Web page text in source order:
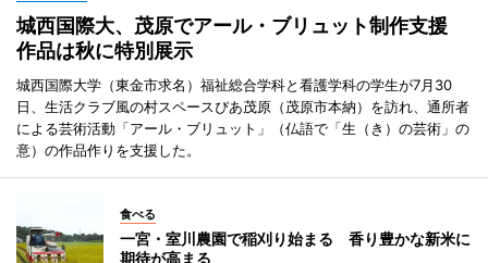
城西国際大、茂原でアール・ブリュット制作支援
作品は秋に特別展示
城西国際大学（東金市求名）福祉総合学科と看護学科の学生が7月30
日、生活クラブ風の村スペースぴあ茂原（茂原市本納）を訪れ、通所者
による芸術活動「アール・ブリュット」（仏語で「生（き）の芸術」の
意）の作品作りを支援した。
食べる
一宮・室川農園で稲刈り始まる 香り豊かな新米に
期待が高まる